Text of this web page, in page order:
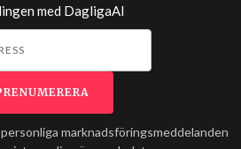
med DagligaAI
marknadsföringsmeddelanden